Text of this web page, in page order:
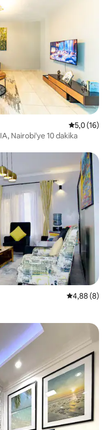
55,0 (16)
Nairobi'ye 10 dakika
5 üzerinden
4,88 (8)